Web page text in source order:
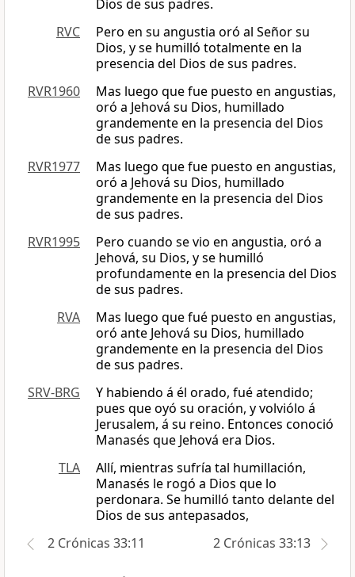
Dios de sus padres.
RVC
Pero en su angustia oró al Señor su
Dios, y se humilló totalmente en la
presencia del Dios de sus padres.
RVR1960
Mas luego que fue puesto en angustias,
oró a Jehová su Dios, humillado
grandemente en la presencia del Dios
de sus padres.
RVR1977
Mas luego que fue puesto en angustias,
oró a Jehová su Dios, humillado
grandemente en la presencia del Dios
de sus padres.
RVR1995
Pero cuando se vio en angustia, oró a
Jehová, su Dios, y se humilló
profundamente en la presencia del Dios
de sus padres.
RVA
Mas luego que fué puesto en angustias,
oró ante Jehová su Dios, humillado
grandemente en la presencia del Dios
de sus padres.
SRV-BRG
Y habiendo á él orado, fué atendido;
pues que oyó su oración, y volviólo á
Jerusalem, á su reino. Entonces conoció
Manasés que Jehová era Dios.
TLA
Allí, mientras sufría tal humillación,
Manasés le rogó a Dios que lo
perdonara. Se humilló tanto delante del
Dios de sus antepasados,
2 Crónicas 33:11
2 Crónicas 33:13